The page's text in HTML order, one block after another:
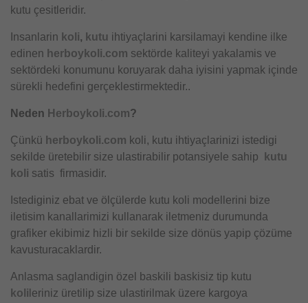
kutu çesitleridir.
Insanlarin koli, kutu ihtiyaçlarini karsilamayi kendine ilke
edinen herboykoli.com sektörde kaliteyi yakalamis ve
sektördeki konumunu koruyarak daha iyisini yapmak içinde
sürekli hedefini gerçeklestirmektedir..
Neden Herboykoli.com?
Çünkü herboykoli.com koli, kutu ihtiyaçlarinizi istedigi
sekilde üretebilir size ulastirabilir potansiyele sahip
kutu
koli satis firmasidir.
Istediginiz ebat ve ölçülerde kutu koli modellerini bize
iletisim kanallarimizi kullanarak iletmeniz durumunda
grafiker ekibimiz hizli bir sekilde size dönüs yapip çözüme
kavusturacaklardir.
Anlasma saglandigin özel baskili baskisiz tip kutu
koli leriniz üretilip size ulastirilmak üzere kargoya